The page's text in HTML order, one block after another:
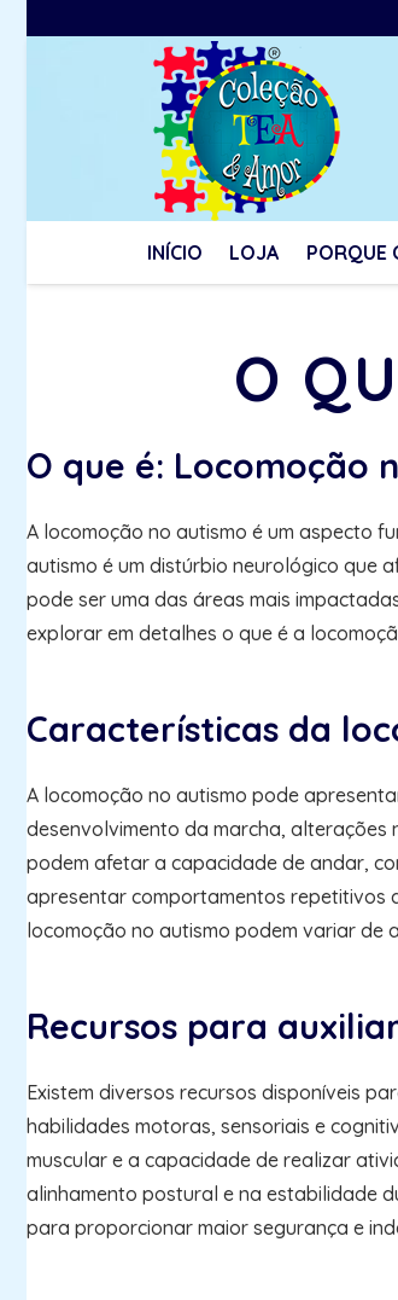
INÍCIO LOJA PORQUE
O
O que é: Locomoção
A locomoção no autismo é um aspecto
autismo é um distúrbio neurológico que
pode ser uma das áreas mais
explorar em detalhes o que é a
Características da
A locomoção no autismo pode
desenvolvimento da marcha, alterações
podem afetar a capacidade de andar,
apresentar comportamentos repetitivos
locomoção no autismo podem variar de
Recursos para
Existem diversos recursos disponíveis
habilidades motoras, sensoriais e
muscular e a capacidade de realizar
alinhamento postural e na estabilidade
para proporcionar maior segurança e